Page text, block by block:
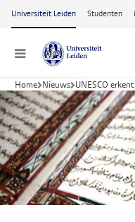
Ga naar hoofdinhoud
Universiteit Leiden Studenten
Menu
Home Nieuws UNESCO